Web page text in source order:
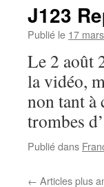
J123
Publié le 17
Le 2 août
la vidéo,
non tant à
trombes
Publié dans
← Articles plus